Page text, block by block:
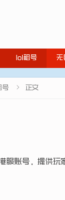
lol租号 无
号  正文
服账号，提供玩